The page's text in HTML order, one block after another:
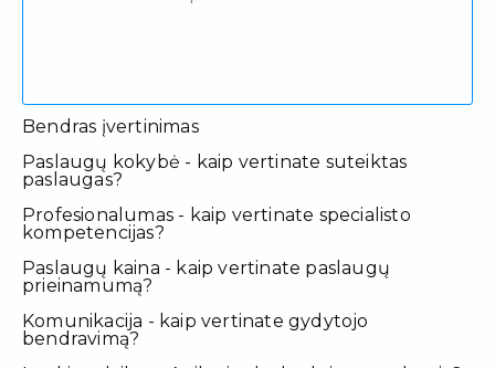
Bendras įvertinimas
Paslaugų kokybė - kaip vertinate suteiktas
paslaugas?
Profesionalumas - kaip vertinate specialisto
kompetencijas?
Paslaugų kaina - kaip vertinate paslaugų
prieinamumą?
Komunikacija - kaip vertinate gydytojo
bendravimą?